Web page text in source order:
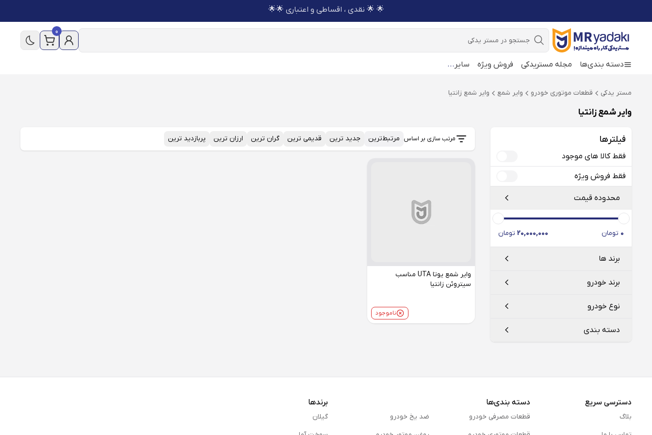
🌟 🌟 نقدی ، اقساطی و اعتباری 🌟🌟
جستجو
0
دسته بندی‌ها مجله مستریدکی فروش ویژه سایر ...
مستر یدکی قطعات موتوری خودرو وایر شمع وایر شمع زانتیا
وایر شمع زانتیا
فیلترها
فقط کالا های موجود
فقط فروش ویژه
محدوده قیمت
0 تومان 20,000,000 تومان
برند ها
یوتا UTA
برند خودرو
نوع خودرو
دسته بندی
مرتب سازی بر اساس مرتبط‌ترین جدید ترین قدیمی ترین گران ترین ارزان ترین پربازدید ترین
وایر شمع یوتا UTA مناسب
سیتروئن زانتیا
ناموجود
دسترسی سریع
بلاگ
دسته بندی‌ها
قطعات مصرفی خودرو
ضد یخ خودرو
برندها
گیلان